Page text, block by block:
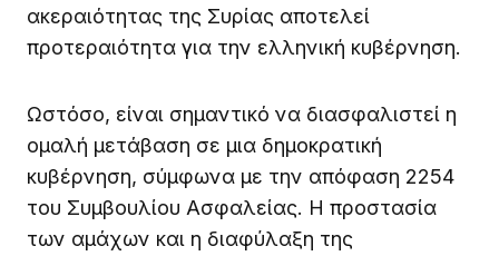
ακεραιότητας της Συρίας αποτελεί
προτεραιότητα για την ελληνική κυβέρνηση.
Ωστόσο, είναι σημαντικό να διασφαλιστεί η
ομαλή μετάβαση σε μια δημοκρατική
κυβέρνηση, σύμφωνα με την απόφαση 2254
του Συμβουλίου Ασφαλείας. Η προστασία
των αμάχων και η διαφύλαξη της